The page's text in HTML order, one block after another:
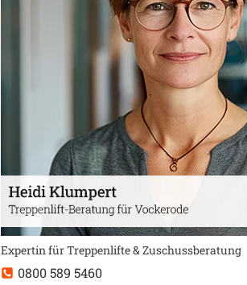
Expertin für Treppenlifte & Zuschussberatung
0800 589 5460